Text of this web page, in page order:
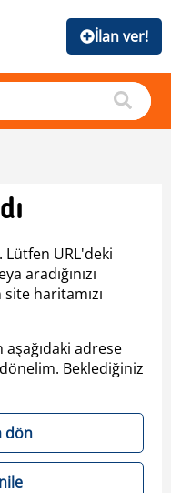
İlan ver!
Lütfen URL'deki
aradığınızı
site haritamızı
adrese
Beklediğiniz
dön